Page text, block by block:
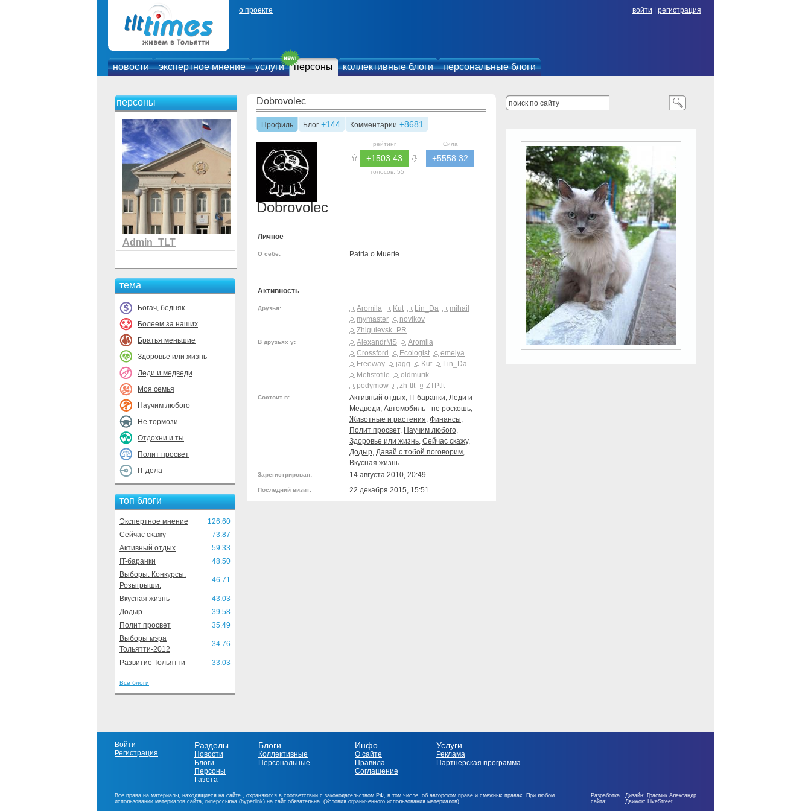
о проекте войти регистрация
новости экспертное мнение услуги персоны коллективные блоги персональные блоги
персоны
Admin_TLT
тема
Богач, бедняк
Болеем за наших
Братья меньшие
Здоровье или жизнь
Леди и медведи
Моя семья
Научим любого
Не тормози
Отдохни и ты
Полит просвет
IT-дела
топ блоги
Экспертное мнение
126.60
Сейчас скажу
73.87
Активный отдых
59.33
IT-баранки
48.50
Выборы. Конкурсы.
Розыгрыши.
46.71
Вкусная жизнь
43.03
Додыр
39.58
Полит просвет
35.49
Выборы мэра
Тольятти-2012
34.76
Развитие Тольятти 33.03
Все блоги
Dobrovolec
Профиль Блог +144 Комментарии +8681
Сила
+5558.32
рейтинг
+1503.43
голосов: 55
Dobrovolec
Личное
О себе: Patria o Muerte
Активность
Друзья: Aromila Kut Lin_Da
mihail
mymaster
novikov
Zhigulevsk_PR
В друзьях у: AlexandrMS
Aromila
Crossford
Ecologist
emelya
Freeway
jagg Kut
Lin_Da
Mefistofile
oldmurik
podymow
zh-tlt ZTPtlt
Состоит в: Активный отдых, IT-баранки, Леди и
Медведи, Автомобиль - не роскошь,
Животные и растения, Финансы,
Полит просвет, Научим любого,
Здоровье или жизнь, Сейчас скажу,
Додыр, Давай с тобой поговорим,
Вкусная жизнь
Зарегистрирован: 14 августа 2010, 20:49
Последний визит: 22 декабря 2015, 15:51
Войти
Регистрация
Разделы
Новости
Блоги
Персоны
Газета
Блоги
Коллективные
Персональные
Инфо
О сайте
Правила
Соглашение
Услуги
Реклама
Партнерская программа
Все права на материалы, находящиеся на сайте , охраняются в соответствии с законодательством РФ, в том числе, об авторском праве и смежных правах. При любом
использовании материалов сайта, гиперссылка (hyperlink) на сайт обязательна. (Условия ограниченного использования материалов)
Разработка
сайта:
Дизайн: Грасмик Александр
Движок: LiveStreet